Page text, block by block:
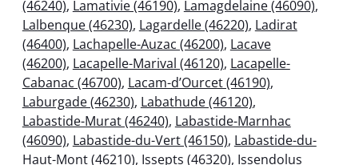
(46240), Lamativie (46190), Lamagdelaine (46090),
Lalbenque (46230), Lagardelle (46220), Ladirat
(46400), Lachapelle-Auzac (46200), Lacave
(46200), Lacapelle-Marival (46120), Lacapelle-
Cabanac (46700), Lacam-d’Ourcet (46190),
Laburgade (46230), Labathude (46120),
Labastide-Murat (46240), Labastide-Marnhac
(46090), Labastide-du-Vert (46150), Labastide-du-
Haut-Mont (46210), Issepts (46320), Issendolus